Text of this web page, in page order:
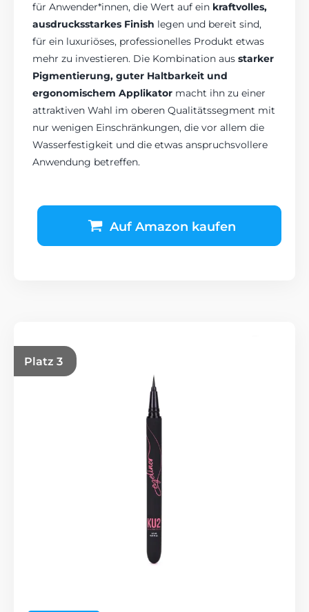
für Anwender*innen, die Wert auf ein kraftvolles,
ausdrucksstarkes Finish legen und bereit sind,
für ein luxuriöses, professionelles Produkt etwas
mehr zu investieren. Die Kombination ausstarker
Pigmentierung, guter Haltbarkeit und
ergonomischem Applikator macht ihn zu einer
attraktiven Wahl im oberen Qualitätssegment mit
nur wenigen Einschränkungen, die vor allem die
Wasserfestigkeit und die etwas anspruchsvollere
Anwendung betreffen.
Auf Amazon kaufen
Platz 3